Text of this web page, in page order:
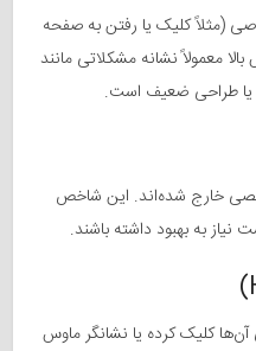
(مثلاً کلیک یا رفتن به صفحه
معمولاً نشانه مشکلاتی مانند
یا طراحی ضعیف است.
خارج شده‌اند. این شاخص
به بهبود داشته باشند.
کلیک کرده یا نشانگر ماوس